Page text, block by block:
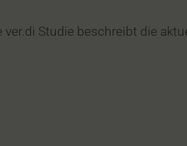
ver.di Studie beschreibt die